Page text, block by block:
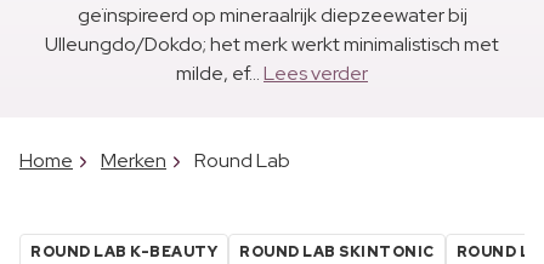
geïnspireerd op mineraalrijk diepzeewater bij
Ulleungdo/Dokdo; het merk werkt minimalistisch met
milde, ef...Lees verder
Home Merken Round Lab
ROUND LAB K-BEAUTY ROUND LAB SKINTONIC ROUND